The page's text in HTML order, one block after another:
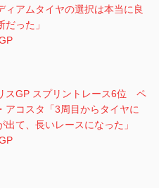
ィアムタイヤの選択は本当に良
だった」
スGP スプリントレース6位 ペ
アコスタ「3周目からタイヤに
出て、長いレースになった」